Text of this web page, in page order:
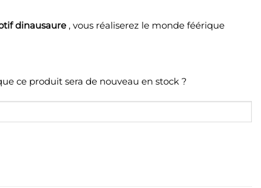
dinausaure , vous réaliserez le monde féérique
ce produit sera de nouveau en stock ?